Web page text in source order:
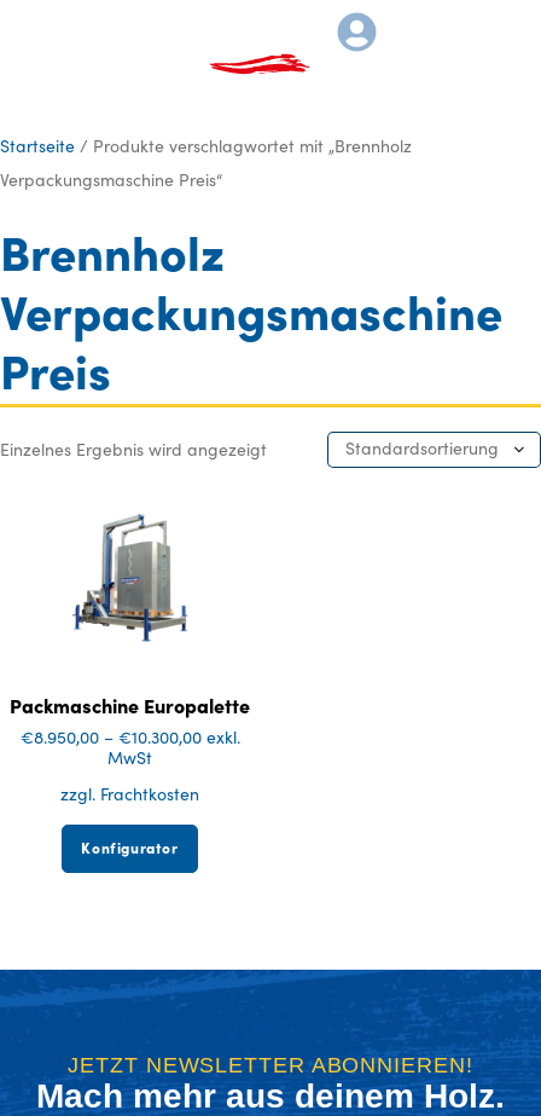
Startseite / Produkte verschlagwortet mit „Brennholz
Verpackungsmaschine Preis“
Brennholz
Verpackungsmaschine
Preis
Einzelnes Ergebnis wird angezeigt Standardsortierung
Packmaschine Europalette
€8.950,00 – €10.300,00 exkl.
MwSt
zzgl. Frachtkosten
Konfigurator
JETZT NEWSLETTER ABONNIEREN!
Mach mehr aus deinem Holz.